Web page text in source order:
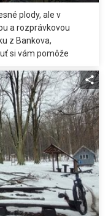
plody, ale v
a rozprávkovou
z Bankova,
si vám pomôže